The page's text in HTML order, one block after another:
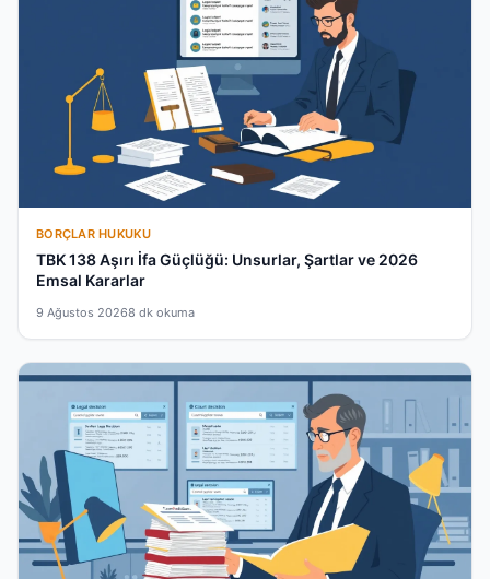
BORÇLAR HUKUKU
TBK 138 Aşırı İfa Güçlüğü: Unsurlar, Şartlar ve 2026
Emsal Kararlar
9 Ağustos 20268 dk okuma